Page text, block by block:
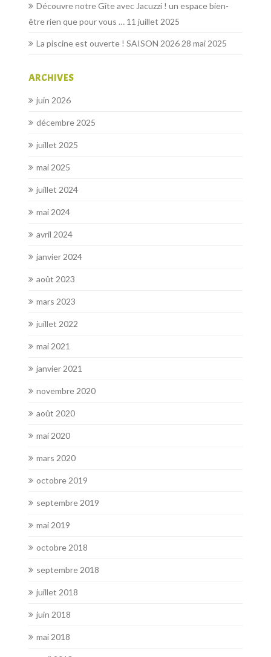
Découvre notre Gîte avec Jacuzzi ! un espace bien-
être rien que pour vous … 11 juillet 2025
La piscine est ouverte ! SAISON 2026 28 mai 2025
ARCHIVES
juin 2026
décembre 2025
juillet 2025
mai 2025
juillet 2024
mai 2024
avril 2024
janvier 2024
août 2023
mars 2023
juillet 2022
mai 2021
janvier 2021
novembre 2020
août 2020
mai 2020
mars 2020
octobre 2019
septembre 2019
mai 2019
octobre 2018
septembre 2018
juillet 2018
juin 2018
mai 2018